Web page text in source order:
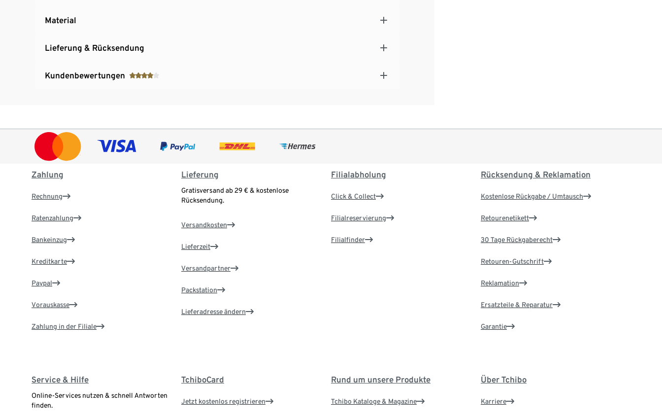
Material
Lieferung & Rücksendung
Kundenbewertungen
Zahlung
Rechnung
Ratenzahlung
Bankeinzug
Kreditkarte
Paypal
Vorauskasse
Zahlung in der Filiale
Lieferung
Gratisversand ab 29 € & kostenlose
Rücksendung.
Versandkosten
Lieferzeit
Versandpartner
Packstation
Lieferadresse ändern
Filialabholung
Click & Collect
Filialreservierung
Filialfinder
Rücksendung & Reklamation
Kostenlose Rückgabe / Umtausch
Retourenetikett
30 Tage Rückgaberecht
Retouren-Gutschrift
Reklamation
Ersatzteile & Reparatur
Garantie
Service & Hilfe
Online-Services nutzen & schnell Antworten
finden.
TchiboCard
Jetzt kostenlos registrieren
Rund um unsere Produkte
Tchibo Kataloge & Magazine
Über Tchibo
Karriere